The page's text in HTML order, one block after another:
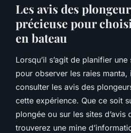
Les avis des
précieuse pour
en bateau
Lorsqu’il s’agit de planifier
pour observer les raies
consulter les avis des
cette expérience. Que ce soit
plongée ou sur les sites d’avis
trouverez une mine